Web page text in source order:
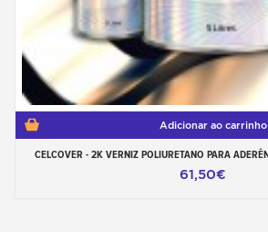
Adicionar ao carrinho
CELCOVER - 2K VERNIZ POLIURETANO PARA
61,50€